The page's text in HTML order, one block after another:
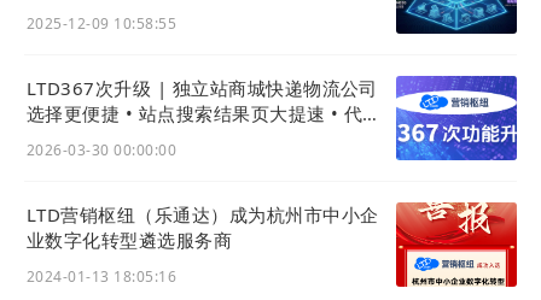
另外，首页板块除了可以隐藏外，本次升级加入了可
以调整板块顺序的功能。你可以将你想要的板块调整
至更高的位置。
2025-12-09 10:58:55
LTD367次升级 | 独立站商城快递物流公司
选择更便捷 • 站点搜索结果页大提速 • 代码
2026-03-30 00:00:00
LTD营销枢纽（乐通达）成为杭州市中小企
业数字化转型遴选服务商
2024-01-13 18:05:16